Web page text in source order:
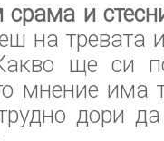
и
на тревата
ще си
мнение има
дори